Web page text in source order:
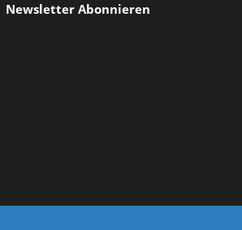
Newsletter Abonnieren